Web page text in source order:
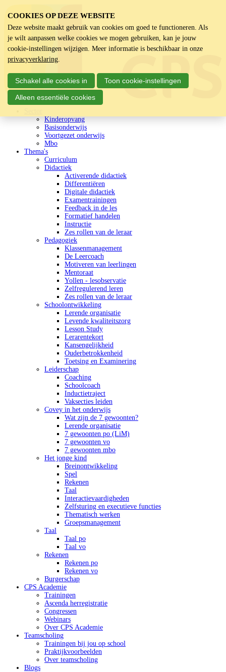
Kinderopvang
Basisonderwijs
Voortgezet onderwijs
Mbo
Thema's
Curriculum
Didactiek
Activerende didactiek
Differentiëren
Digitale didactiek
Examentrainingen
Feedback in de les
Formatief handelen
Instructie
Zes rollen van de leraar
Pedagogiek
Klassenmanagement
De Leercoach
Motiveren van leerlingen
Mentoraat
Yollen - lesobservatie
Zelfregulerend leren
Zes rollen van de leraar
Schoolontwikkeling
Lerende organisatie
Levende kwaliteitszorg
Lesson Study
Lerarentekort
Kansengelijkheid
Ouderbetrokkenheid
Toetsing en Examinering
Leiderschap
Coaching
Schoolcoach
Inductietraject
Vaksecties leiden
Covey in het onderwijs
Wat zijn de 7 gewoonten?
Lerende organisatie
7 gewoonten po (LiM)
7 gewoonten vo
7 gewoonten mbo
Het jonge kind
Breinontwikkeling
Spel
Rekenen
Taal
Interactievaardigheden
Zelfsturing en executieve functies
Thematisch werken
Groepsmanagement
Taal
Taal po
Taal vo
Rekenen
Rekenen po
Rekenen vo
Burgerschap
CPS Academie
Trainingen
Ascenda herregistratie
Congressen
Webinars
Over CPS Academie
Teamscholing
Trainingen bij jou op school
Praktijkvoorbeelden
Over teamscholing
Blogs
COOKIES OP DEZE WEBSITE
Deze website maakt gebruik van cookies om goed te functioneren. Als
je wilt aanpassen welke cookies we mogen gebruiken, kan je jouw
cookie-instellingen wijzigen. Meer informatie is beschikbaar in onze
privacyverklaring.
Schakel alle cookies in Toon cookie-instellingen
Alleen essentiële cookies